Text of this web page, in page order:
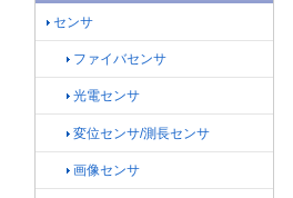
センサ
ファイバセンサ
光電センサ
変位センサ/測長センサ
画像センサ